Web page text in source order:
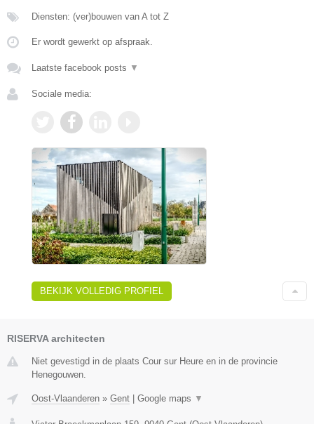
Diensten: (ver)bouwen van A tot Z
Er wordt gewerkt op afspraak.
Laatste facebook posts ▼
Sociale media:
BEKIJK VOLLEDIG PROFIEL
RISERVA architecten
Niet gevestigd in de plaats Cour sur Heure en in de provincie
Henegouwen.
Oost-Vlaanderen » Gent Google maps ▼